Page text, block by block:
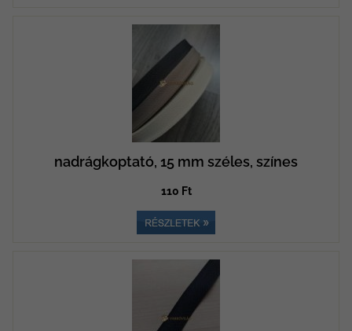
nadrágkoptató, 15 mm széles, színes
110 Ft